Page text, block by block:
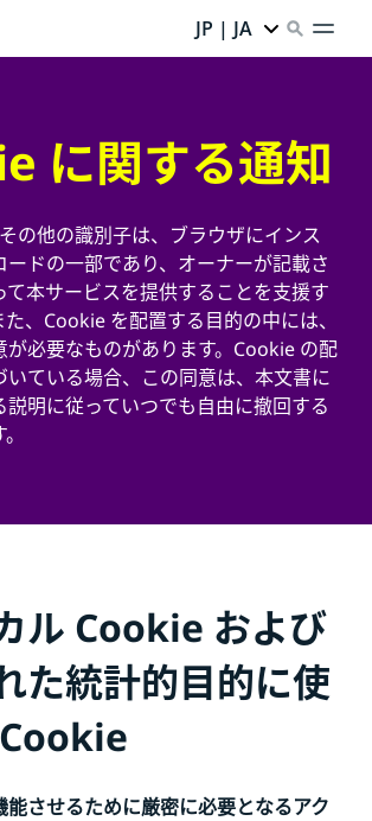
JP | JA
に関する通知
の他の識別子は、ブラウザにインス
ードの一部であり、オーナーが記載さ
て本サービスを提供することを支援す
、Cookie を配置する目的の中には、
が必要なものがあります。Cookie の配
いている場合、この同意は、本文書に
明に従っていつでも自由に撤回する
ル Cookie および
た統計的目的に使
能させるために厳密に必要となるアク